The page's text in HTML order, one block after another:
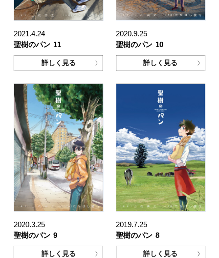
2021.4.24
聖樹のパン 11
詳しく見る
2020.9.25
聖樹のパン 10
詳しく見る
2020.3.25
聖樹のパン 9
詳しく見る
2019.7.25
聖樹のパン 8
詳しく見る